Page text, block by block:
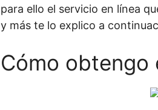
para ello el servicio en línea
y más te lo explico a
Cómo obtengo